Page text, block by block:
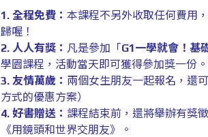
1. 全程免費： 本課程不另外收取任何費用
歸喔！
2. 人人有獎： 凡是參加「G1一學就會！基
學園課程，活動當天即可獲得參加獎一份。
3. 友情萬歲： 兩個女生朋友一起報名，還
方式的優惠方案）
4. 好書贈送： 課程結束前，還將舉辦有獎
《用鏡頭和世界交朋友》。